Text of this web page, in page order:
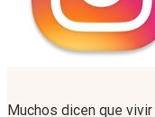
Muchos dicen que